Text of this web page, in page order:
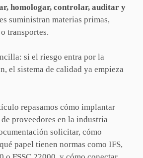
homologar, controlar, auditar y
suministran materias primas,
transportes.
si el riesgo entra por la
el sistema de calidad ya empieza
repasamos cómo implantar
proveedores en la industria
solicitar, cómo
papel tienen normas como IFS,